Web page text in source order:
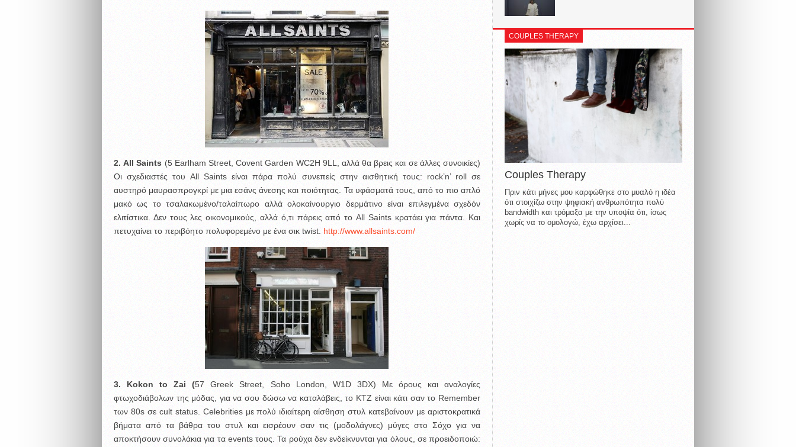
2. AllSaints (5 Earlham Street, Covent Garden WC2H 9LL, αλλά θα βρεις και σε άλλες συνοικίες)
Οι σχεδιαστές του All Saints είναι πάρα πολύ συνεπείς στην αισθητική τους: rock’n’ roll σε
αυστηρό μαυρασπρογκρί με μια εσάνς άνεσης και ποιότητας. Τα υφάσματά τους, από το πιο απλό
μακό ως το τσαλακωμένο/ταλαίπωρο αλλά ολοκαίνουργιο δερμάτινο είναι επιλεγμένα σχεδόν
ελιτίστικα. Δεν τους λες οικονομικούς, αλλά ό,τι πάρεις από το All Saints κρατάει για πάντα. Και
πετυχαίνει το περιβόητο πολυφορεμένο με ένα σικ twist. http://www.allsaints.com/
3. KokontoZai (57 Greek Street, Soho London, W1D 3DX) Με όρους και αναλογίες
φτωχοδιάβολων της μόδας, για να σου δώσω να καταλάβεις, το KTZ είναι κάτι σαν το Remember
των 80s σε cult status. Celebrities με πολύ ιδιαίτερη αίσθηση στυλ κατεβαίνουν με αριστοκρατικά
βήματα από τα βάθρα του στυλ και εισρέουν σαν τις (μοδολάγνες) μύγες στο Σόχο για να
αποκτήσουν συνολάκια για τα events τους. Τα ρούχα δεν ενδείκνυνται για όλους, σε προειδοποιώ:
COUPLES THERAPY
Couples Therapy
Πριν κάτι μήνες μου καρφώθηκε στο μυαλό η ιδέα
ότι στοιχίζω στην ψηφιακή ανθρωπότητα πολύ
bandwidth και τρόμαξα με την υποψία ότι, ίσως
χωρίς να το ομολογώ, έχω αρχίσει...